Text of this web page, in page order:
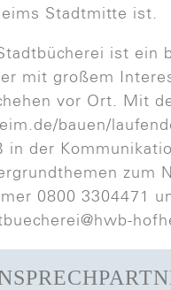
Stadtmitte ist.
ist ein
mit großem
vor Ort. Mit
bauen/
in der
zum
0800 3304471